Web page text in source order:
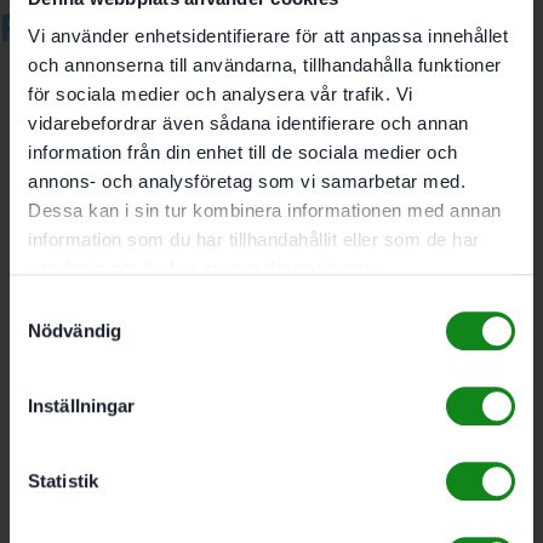
Vi använder enhetsidentifierare för att anpassa innehållet
och annonserna till användarna, tillhandahålla funktioner
för sociala medier och analysera vår trafik. Vi
vidarebefordrar även sådana identifierare och annan
information från din enhet till de sociala medier och
annons- och analysföretag som vi samarbetar med.
Dessa kan i sin tur kombinera informationen med annan
information som du har tillhandahållit eller som de har
Nödvändig
Inställningar
Statistik
Relaterade produkter
Festool Standardstädset
RS-ST D 27/36-Plus
Festool Filter HF-CT
26/36/48